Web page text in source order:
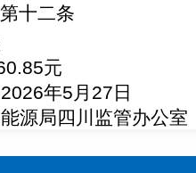
十二条
元
年5月27日
源局四川监管办公室